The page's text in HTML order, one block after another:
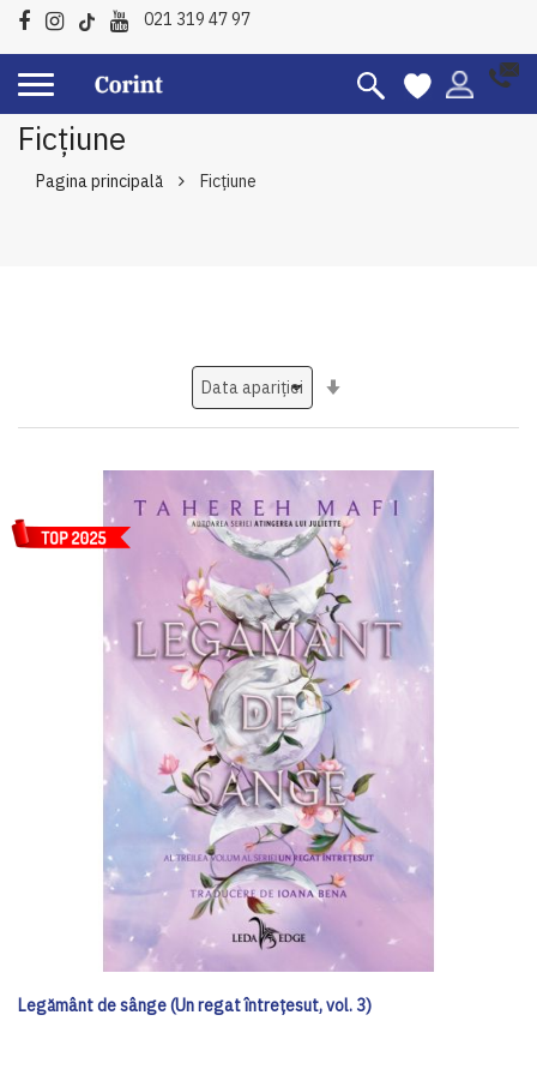
021 319 47 97
Ficțiune
Pagina principală Ficțiune
Legământ de sânge (Un regat întrețesut, vol. 3)